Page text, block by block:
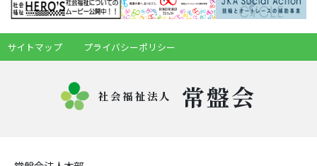
サイトマップ プライバシーポリシー
社会福祉法人 常盤会